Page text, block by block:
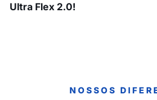
Ultra Flex 2.0!
NOSSOS